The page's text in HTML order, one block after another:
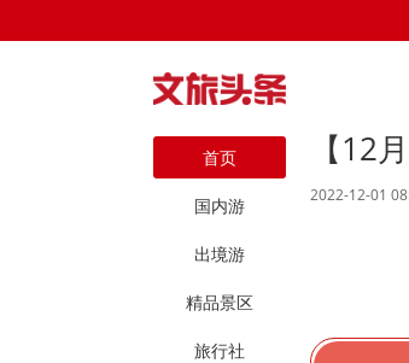
首页
国内游
出境游
精品景区
旅行社
【12
2022-12-01